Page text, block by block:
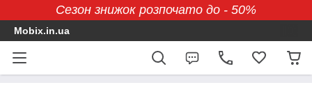
Сезон знижок розпочато до - 50%
Mobix.in.ua